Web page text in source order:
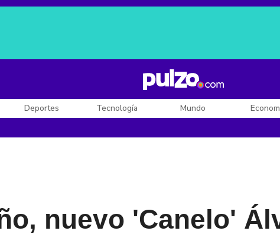
Posesión de De la Espriella
Deportes Tecnología Mundo
nuevo 'Canelo'